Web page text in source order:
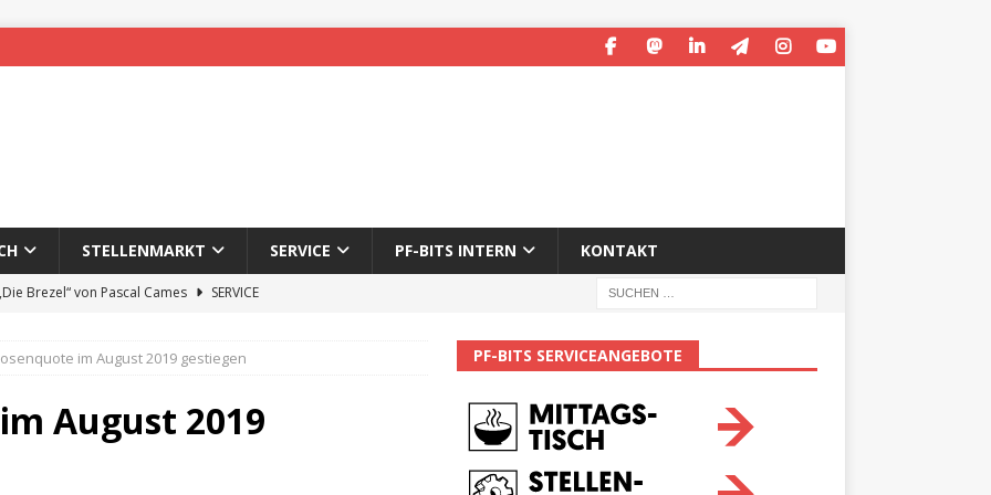
STELLENMARKT SERVICE PF-BITS INTERN KONTAKT
Brezel“ von Pascal Cames
SERVICE
des 65. Fasnetsumzugs Dillweißenstein
PF-BITS INTERN
im August 2019 gestiegen
August 2019
PF-BITS SERVICEANGEBOTE